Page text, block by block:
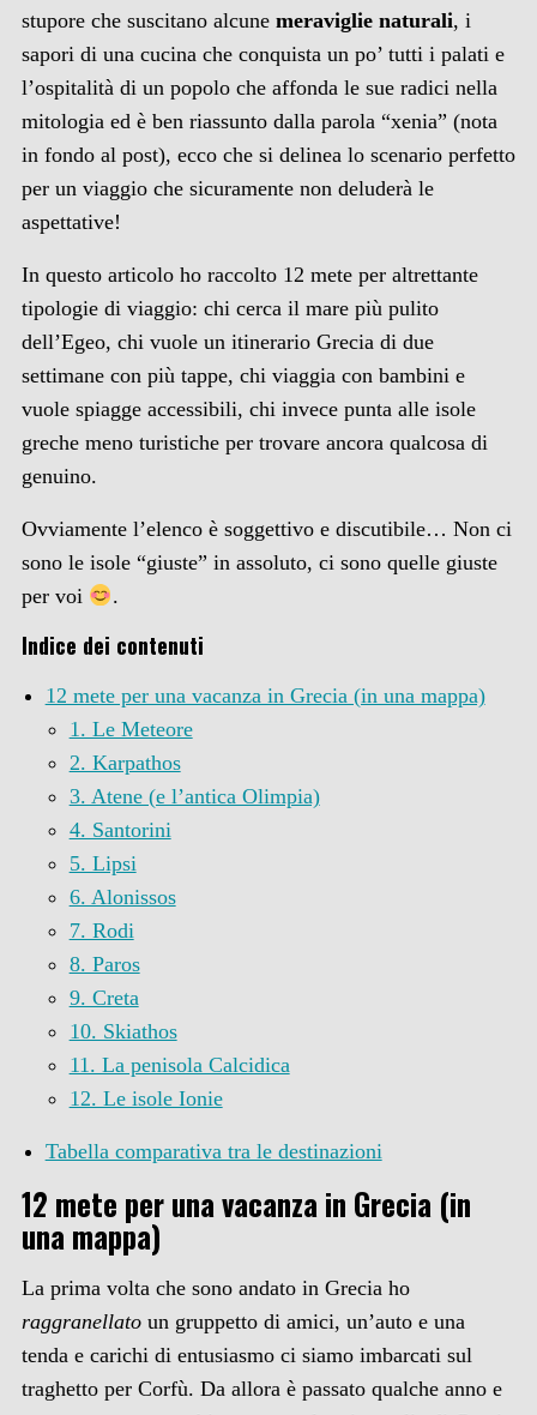
stupore che suscitano alcune meraviglie naturali, i
sapori di una cucina che conquista un po’ tutti i palati e
l’ospitalità di un popolo che affonda le sue radici nella
mitologia ed è ben riassunto dalla parola “xenia” (nota
in fondo al post), ecco che si delinea lo scenario perfetto
per un viaggio che sicuramente non deluderà le
aspettative!
In questo articolo ho raccolto 12 mete per altrettante
tipologie di viaggio: chi cerca il mare più pulito
dell’Egeo, chi vuole un itinerario Grecia di due
settimane con più tappe, chi viaggia con bambini e
vuole spiagge accessibili, chi invece punta alle isole
greche meno turistiche per trovare ancora qualcosa di
genuino.
Ovviamente l’elenco è soggettivo e discutibile… Non ci
sono le isole “giuste” in assoluto, ci sono quelle giuste
per voi
.
Indice dei contenuti
12 mete per una vacanza in Grecia (in una mappa)
1. Le Meteore
2. Karpathos
3. Atene (e l’antica Olimpia)
4. Santorini
5. Lipsi
6. Alonissos
7. Rodi
8. Paros
9. Creta
10. Skiathos
11. La penisola Calcidica
12. Le isole Ionie
Tabella comparativa tra le destinazioni
12 mete per una vacanza in Grecia (in
una mappa)
La prima volta che sono andato in Grecia ho
raggranellato un gruppetto di amici, un’auto e una
tenda e carichi di entusiasmo ci siamo imbarcati sul
traghetto per Corfù. Da allora è passato qualche anno e